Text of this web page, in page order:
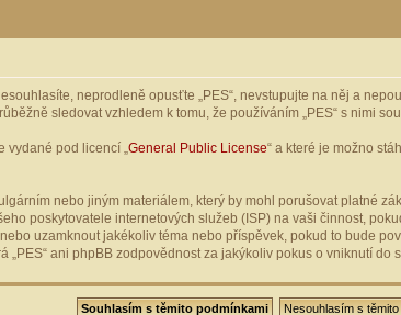
neprodleně opusťte „PES“, nevstupujte na něj a
sledovat vzhledem k tomu, že používáním „PES“ s nimi
pod licencí „ General Public License“ a které je možno
nebo jiným materiálem, který by mohl porušovat platné
poskytovatele internetových služeb (ISP) na vaši činnost,
uzamknout jakékoliv téma nebo příspěvek, pokud to bude
ani phpBB zodpovědnost za jakýkoliv pokus o vniknutí do